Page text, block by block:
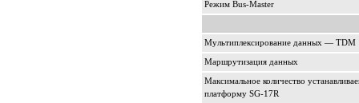
Режим Bus-Master
Мультиплексирование данных — TDM
Маршрутизация данных
Максимальное количество
платформу SG-17R